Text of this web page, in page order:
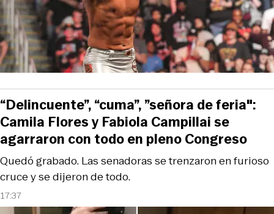
17:37
Quedó grabado. Las senadoras se trenzaron en furioso
cruce y se dijeron de todo.
“Delincuente”, “cuma”, ”señora de feria":
Camila Flores y Fabiola Campillai se
agarraron con todo en pleno Congreso